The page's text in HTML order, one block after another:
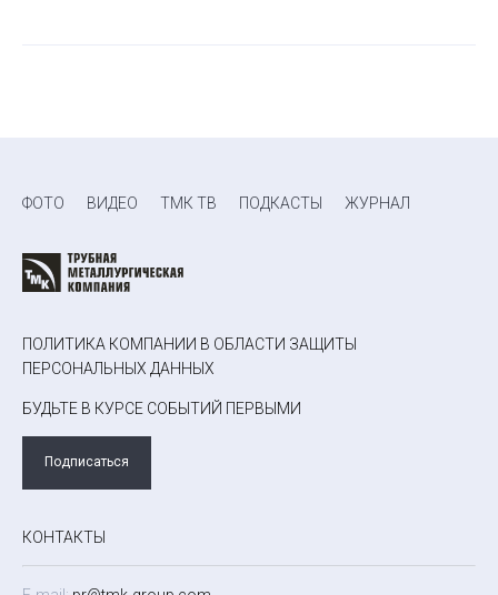
ФОТО ВИДЕО ТМК ТВ ПОДКАСТЫ ЖУРНАЛ
ПОЛИТИКА КОМПАНИИ В ОБЛАСТИ ЗАЩИТЫ
ПЕРСОНАЛЬНЫХ ДАННЫХ
БУДЬТЕ В КУРСЕ СОБЫТИЙ ПЕРВЫМИ
Подписаться
КОНТАКТЫ